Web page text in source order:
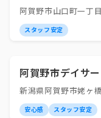
阿賀野市山口町一丁
スタッフ安定
阿賀野市デイサ
新潟県阿賀野市姥ヶ
安心感 スタッフ安定